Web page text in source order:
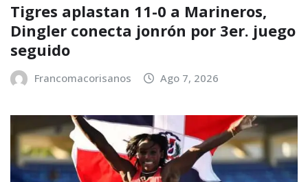
Tigres aplastan 11-0 a Marineros,
Dingler conecta jonrón por 3er. juego
seguido
Francomacorisanos Ago 7, 2026